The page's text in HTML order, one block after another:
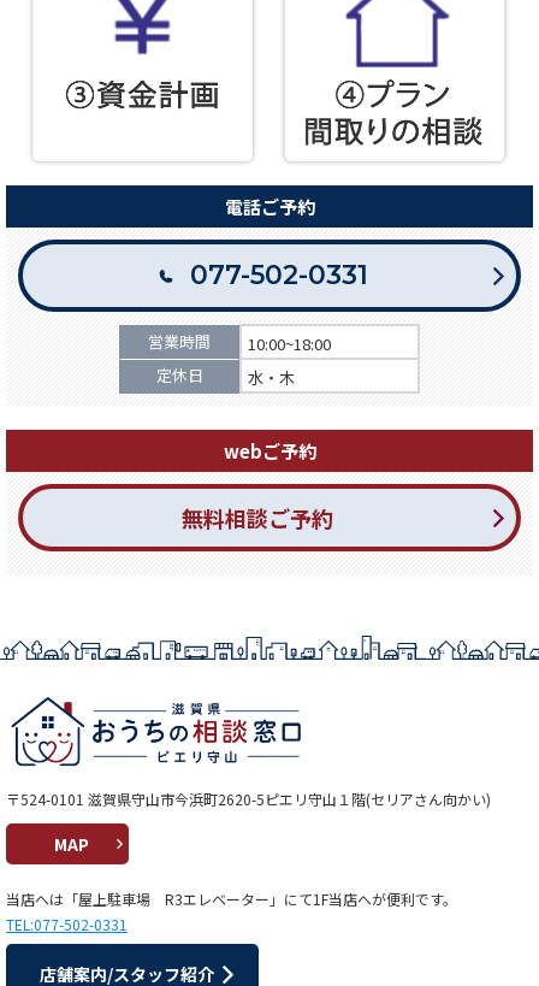
電話ご予約
077-502-0331
営業時間
10:00~18:00
定休日
水・木
webご予約
無料相談ご予約
〒524-0101 滋賀県守山市今浜町2620-5ピエリ守山１階(セリアさん向かい)
MAP
当店へは「屋上駐車場 R3エレベーター」にて1F当店へが便利です。
TEL:077-502-0331
店舗案内/スタッフ紹介